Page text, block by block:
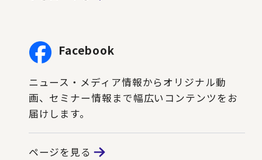
Facebook
ニュース・メディア情報からオリジナル動
画、セミナー情報まで幅広いコンテンツをお
届けします。
ページを見る